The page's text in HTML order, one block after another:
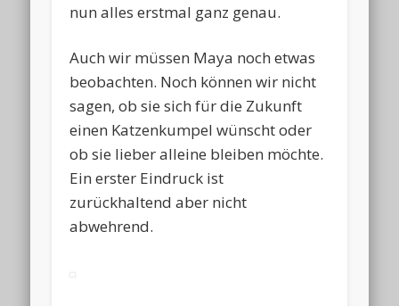
nun alles erstmal ganz genau.
Auch wir müssen Maya noch etwas
beobachten. Noch können wir nicht
sagen, ob sie sich für die Zukunft
einen Katzenkumpel wünscht oder
ob sie lieber alleine bleiben möchte.
Ein erster Eindruck ist
zurückhaltend aber nicht
abwehrend.